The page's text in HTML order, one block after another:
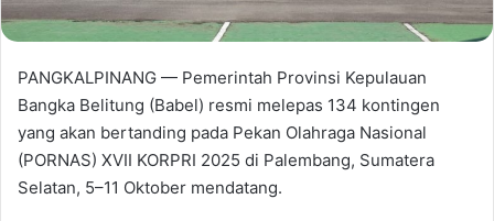
PANGKALPINANG — Pemerintah Provinsi Kepulauan
Bangka Belitung (Babel) resmi melepas 134 kontingen
yang akan bertanding pada Pekan Olahraga Nasional
(PORNAS) XVII KORPRI 2025 di Palembang, Sumatera
Selatan, 5–11 Oktober mendatang.